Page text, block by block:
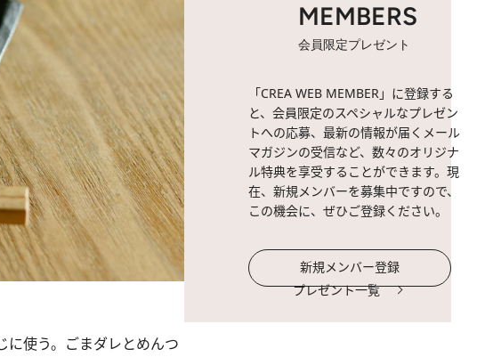
使う。ごまダレとめんつ
MEMBERS
会員限定プレゼント
「CREA WEB MEMBER」に登録する
と、会員限定のスペシャルなプレゼン
トへの応募、最新の情報が届くメール
マガジンの受信など、数々のオリジナ
ル特典を享受することができます。現
在、新規メンバーを募集中ですので、
この機会に、ぜひご登録ください。
新規メンバー登録
プレゼント一覧